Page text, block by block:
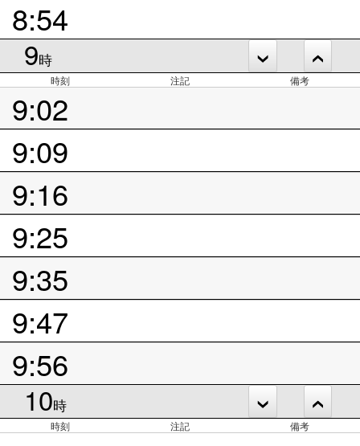
8:54
9時
時刻 注記 備考
9:02
9:09
9:16
9:25
9:35
9:47
9:56
10時
時刻 注記 備考